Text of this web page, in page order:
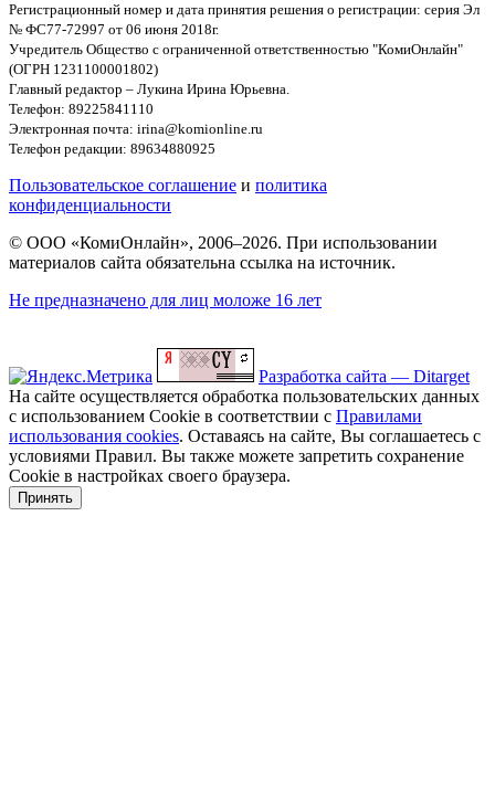
Регистрационный номер и дата принятия решения о регистрации: серия Эл
№ ФС77-72997 от 06 июня 2018г.
Учредитель Общество с ограниченной ответственностью "КомиОнлайн"
(ОГРН 1231100001802)
Главный редактор – Лукина Ирина Юрьевна.
Телефон: 89225841110
Электронная почта: irina@komionline.ru
Телефон редакции: 89634880925
Пользовательское соглашение и политика
конфиденциальности
© ООО «КомиОнлайн», 2006–2026. При использовании
материалов сайта обязательна ссылка на источник.
Не предназначено для лиц моложе 16 лет
Разработка сайта — Ditarget
На сайте осуществляется обработка пользовательских данных
с использованием Cookie в соответствии с Правилами
использования cookies. Оставаясь на сайте, Вы соглашаетесь с
условиями Правил. Вы также можете запретить сохранение
Cookie в настройках своего браузера.
Принять